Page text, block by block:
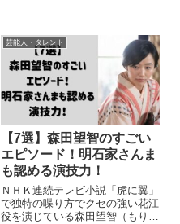
芸能人・タレント
【7選】森田望智のすごい
エピソード！明石家さんま
も認める演技力！
ＮＨＫ連続テレビ小説「虎に翼」
で独特の喋り方でクセの強い花江
役を演じている森田望智（もりた